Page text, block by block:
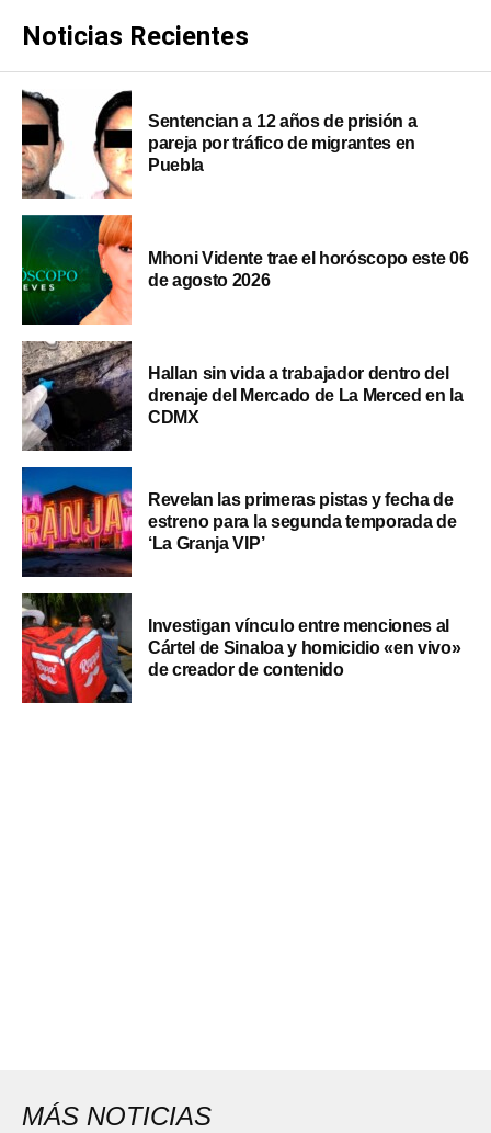
Noticias Recientes
Sentencian a 12 años de prisión a
pareja por tráfico de migrantes en
Puebla
Mhoni Vidente trae el horóscopo este 06
de agosto 2026
Hallan sin vida a trabajador dentro del
drenaje del Mercado de La Merced en la
CDMX
Revelan las primeras pistas y fecha de
estreno para la segunda temporada de
‘La Granja VIP’
Investigan vínculo entre menciones al
Cártel de Sinaloa y homicidio «en vivo»
de creador de contenido
MÁS NOTICIAS